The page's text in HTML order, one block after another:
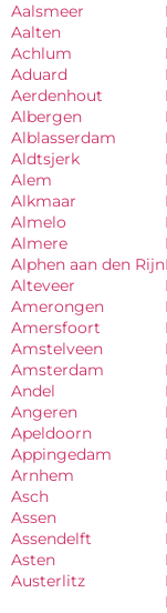
Aalsmeer
Aalten
Achlum
Aduard
Aerdenhout
Albergen
Alblasserdam
Aldtsjerk
Alem
Alkmaar
Almelo
Almere
Alphen aan den Rijn
Alteveer
Amerongen
Amersfoort
Amstelveen
Amsterdam
Andel
Angeren
Apeldoorn
Appingedam
Arnhem
Asch
Assen
Assendelft
Asten
Austerlitz